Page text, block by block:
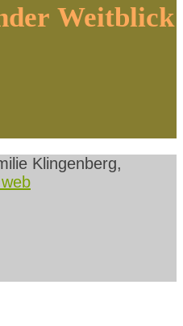
Weitblick
Klingenberg,